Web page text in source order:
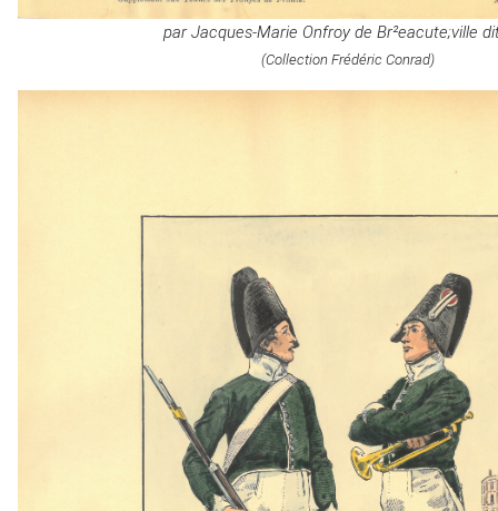
par Jacques-Marie Onfroy de Br²eacute;ville
(Collection Frédéric Conrad)